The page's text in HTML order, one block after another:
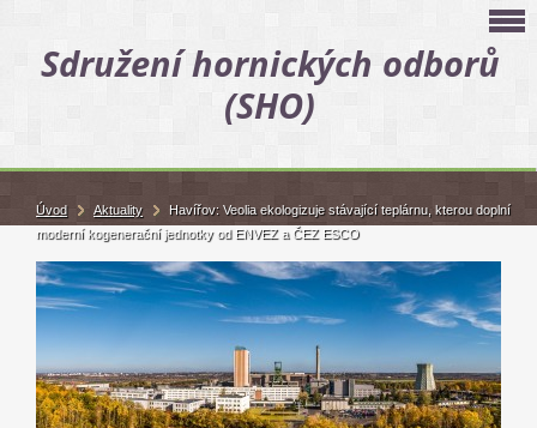
Sdružení hornických odborů
(SHO)
Úvod Aktuality
Havířov: Veolia ekologizuje stávající teplárnu, kterou doplní
moderní kogenerační jednotky od ENVEZ a ČEZ ESCO